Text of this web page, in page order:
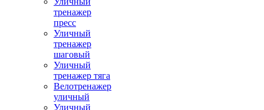
тренажер
пресс
Уличный
тренажер
шаговый
Уличный
тренажер тяга
Велотренажер
уличный
Уличный